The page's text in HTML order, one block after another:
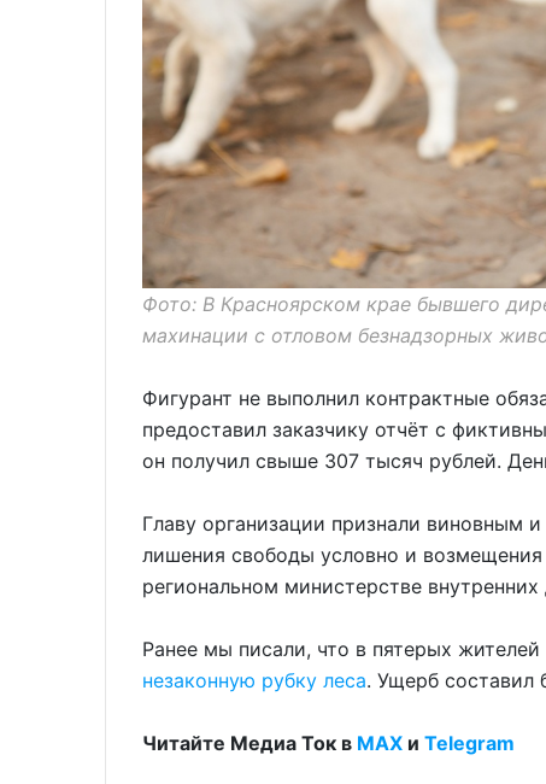
Фото: В Красноярском крае бывшего
махинации с отловом безнадзорных
Фигурант не выполнил контрактные
предоставил заказчику отчёт с
он получил свыше 307 тысяч рублей.
Главу организации признали виновным
лишения свободы условно и
региональном министерстве внутренних
Ранее мы писали, что в пятерых
незаконную рубку леса. Ущерб составил
Читайте Медиа Ток в МАХ и Telegram